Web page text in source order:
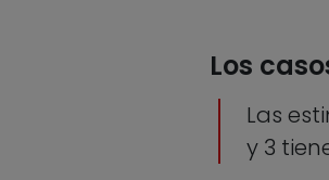
Los
Las
y 3